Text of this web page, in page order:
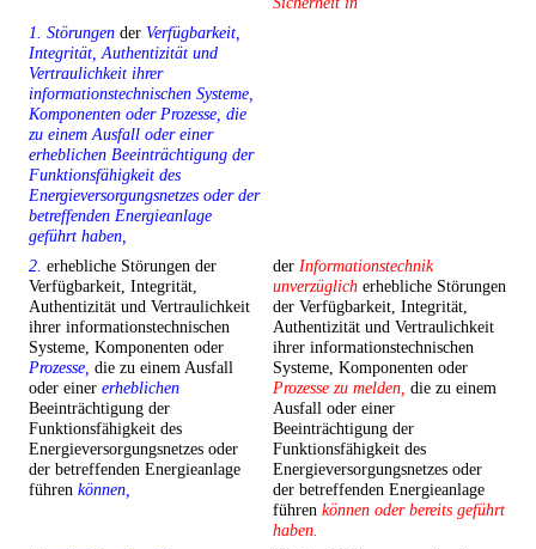
1. Störungen der Verfügbarkeit,
Integrität, Authentizität und
Vertraulichkeit ihrer
informationstechnischen Systeme,
Komponenten oder Prozesse, die
zu einem Ausfall oder einer
erheblichen Beeinträchtigung der
Funktionsfähigkeit des
Energieversorgungsnetzes oder der
betreffenden Energieanlage
geführt haben,
2. erhebliche Störungen der
Verfügbarkeit, Integrität,
Authentizität und Vertraulichkeit
ihrer informationstechnischen
Systeme, Komponenten oder
Prozesse, die zu einem Ausfall
oder einer erheblichen
Beeinträchtigung der
Funktionsfähigkeit des
Energieversorgungsnetzes oder
der betreffenden Energieanlage
führen können,
der Informationstechnik
unverzüglich erhebliche Störungen
der Verfügbarkeit, Integrität,
Authentizität und Vertraulichkeit
ihrer informationstechnischen
Systeme, Komponenten oder
Prozesse zu melden, die zu einem
Ausfall oder einer
Beeinträchtigung der
Funktionsfähigkeit des
Energieversorgungsnetzes oder
der betreffenden Energieanlage
führen können oder bereits geführt
haben.